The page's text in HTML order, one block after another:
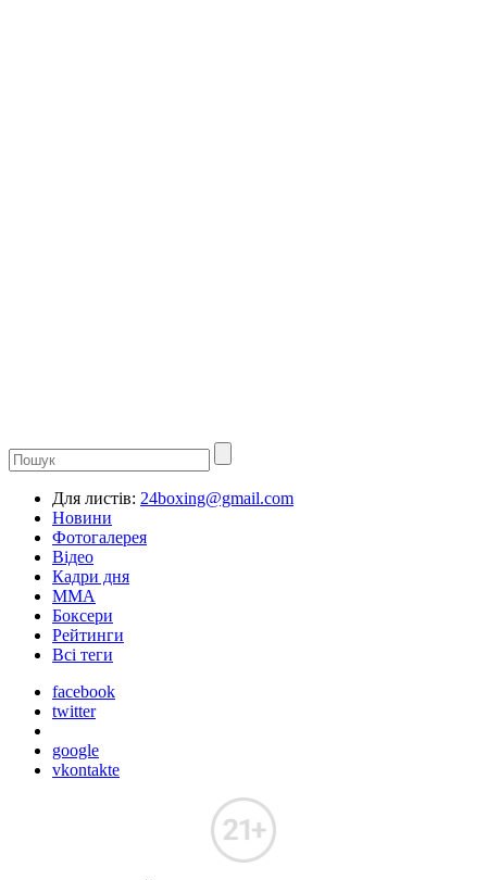
Для листів: 24boxing@gmail.com
Новини
Фотогалерея
Відео
Кадри дня
ММА
Боксери
Рейтинги
Всі теги
facebook
twitter
google
vkontakte